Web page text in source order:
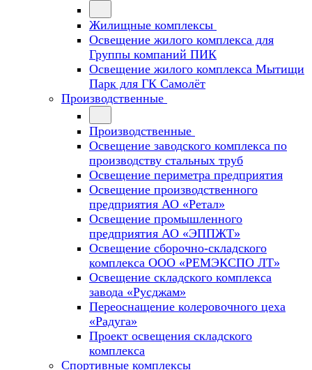
Жилищные комплексы
Освещение жилого комплекса для
Группы компаний ПИК
Освещение жилого комплекса Мытищи
Парк для ГК Самолёт
Производственные
Производственные
Освещение заводского комплекса по
производству стальных труб
Освещение периметра предприятия
Освещение производственного
предприятия АО «Ретал»
Освещение промышленного
предприятия АО «ЭППЖТ»
Освещение сборочно-складского
комплекса ООО «РЕМЭКСПО ЛТ»
Освещение складского комплекса
завода «Русджам»
Переоснащение колеровочного цеха
«Радуга»
Проект освещения складского
комплекса
Спортивные комплексы